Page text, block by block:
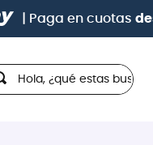
¿qué estas buscando?